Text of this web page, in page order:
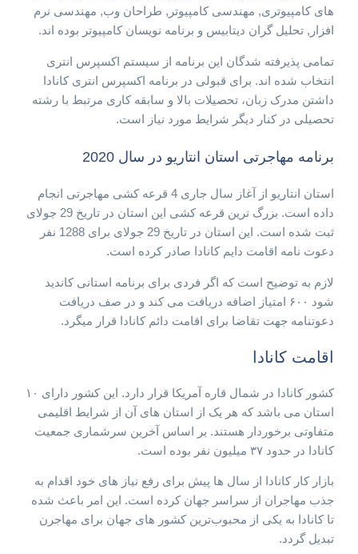
های کامپیوتری, مهندسی کامپیوتر, طراحان وب, مهندسی نرم
افزار, تحلیل گران دیتابیس و برنامه نویسان کامپیوتر بوده اند.
تمامی پذیرفته شدگان این برنامه از سیستم اکسپرس انتری
انتخاب شده اند. برای قبولی در برنامه اکسپرس انتری کانادا
داشتن مدرک زبان، تحصیلات بالا و سابقه کاری مرتبط با رشته
تحصیلی در کنار دیگر شرایط مورد نیاز است.
برنامه مهاجرتی استان انتاریو در سال 2020
استان انتاریو از آغاز سال جاری 4 قرعه کشی مهاجرتی انجام
داده است. بزرگ ترین قرعه کشی این استان در تاریخ 29 جولای
ثبت شده است. این استان در تاریخ 29 جولای برای 1288 نفر
دعوت نامه اقامت دایم کانادا صادر کرده است.
لازم به توضیح است که اگر فردی برای برنامه استانی کاندید
شود ۶۰۰ امتیاز اضافه دریافت می کند و در صف دریافت
دعوتنامه جهت تقاضا برای اقامت دائم کانادا قرار میگرد.
اقامت کانادا
کشور کانادا در شمال قاره آمریکا قرار دارد. این کشور دارای ۱۰
استان می باشد که هر یک از استان های آن از شرایط اقلیمی
متفاوتی برخوردار هستند. بر اساس آخرین سرشماری جمعیت
کانادا در حدود ۳۷ میلیون نفر بوده است.
بازار کار کانادا از سال ها پیش برای رفع نیاز های خود اقدام به
جذب مهاجران از سراسر جهان کرده است. این امر باعث شده
تا کانادا به یکی از محبوب‌ترین کشور های جهان برای مهاجرن
تبدیل گردد.